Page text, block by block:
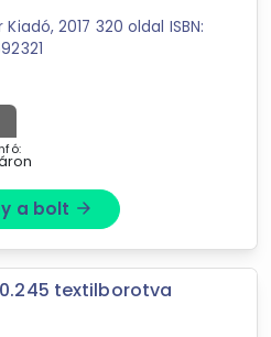
2017 320 oldal ISBN:
a bolt arrow_forward
textilborotva